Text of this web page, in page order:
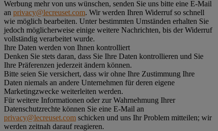
Werbung mehr von uns wünschen, senden Sie uns bitte eine E-Mail
an privacy@lecreuset.com. Wir werden Ihren Widerruf so schnell
wie möglich bearbeiten. Unter bestimmten Umständen erhalten Sie
jedoch möglicherweise einige weitere Nachrichten, bis der Widerruf
vollständig verarbeitet wurde.
Ihre Daten werden von Ihnen kontrolliert
Denken Sie stets daran, dass Sie Ihre Daten kontrollieren und Sie
Ihre Präferenzen jederzeit ändern können.
Bitte seien Sie versichert, dass wir ohne Ihre Zustimmung Ihre
Daten niemals an andere Unternehmen für deren eigene
Marketingzwecke weiterleiten werden.
Für weitere Informationen oder zur Wahrnehmung Ihrer
Datenschutzrechte können Sie eine E-Mail an
privacy@lecreuset.com schicken und uns Ihr Problem mitteilen; wir
werden zeitnah darauf reagieren.